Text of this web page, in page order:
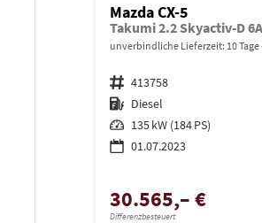
Mazda CX-5
unverbindliche Lieferzeit: 10 Tage
Fahrzeugnr. 413758
Kraftstoff Diesel
Leistung 135 kW (184 PS)
01.07.2023
30.565,– €
Differenzbesteuert